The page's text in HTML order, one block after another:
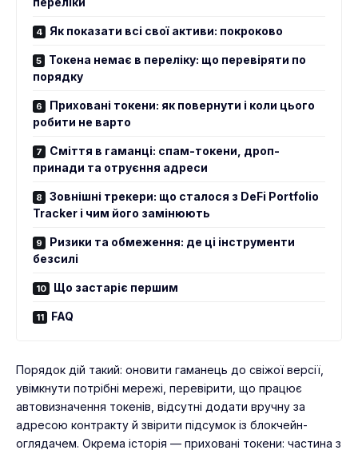
Як показати всі свої активи: покроково
Токена немає в переліку: що перевіряти по
порядку
Приховані токени: як повернути і коли цього
робити не варто
Сміття в гаманці: спам-токени, дроп-
принади та отруєння адреси
Зовнішні трекери: що сталося з DeFi Portfolio
Tracker і чим його замінюють
Ризики та обмеження: де ці інструменти
безсилі
Що застаріє першим
FAQ
Порядок дій такий: оновити гаманець до свіжої версії,
увімкнути потрібні мережі, перевірити, що працює
автовизначення токенів, відсутні додати вручну за
адресою контракту й звірити підсумок із блокчейн-
оглядачем. Окрема історія — приховані токени: частина з